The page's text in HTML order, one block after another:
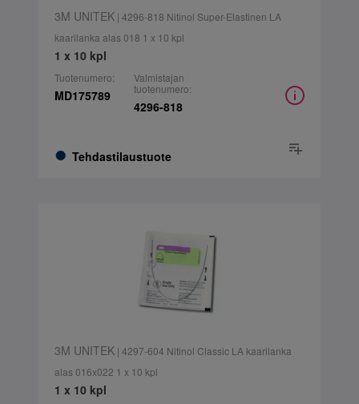
3M UNITEK| 4296-818 Nitinol Super-Elastinen LA
kaarilanka alas 018 1 x 10 kpl
1 x 10 kpl
Tuotenumero:
MD175789
Tehdastilaustuote
Valmistajan
tuotenumero:
4296-818
3M UNITEK| 4297-604 Nitinol Classic LA kaarilanka
alas 016x022 1 x 10 kpl
1 x 10 kpl